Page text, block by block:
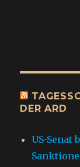
DER ARD
US-Senat